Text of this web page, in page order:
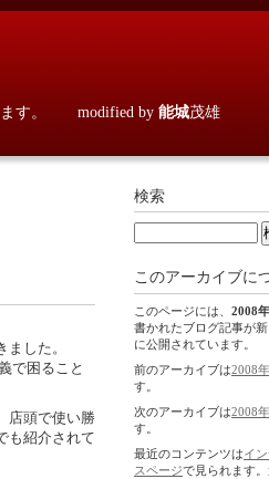
ます。 modified by 能城茂雄
した。
で困ること
店頭で使い勝
も紹介されて
検索
このアーカイブに
このページには、 2008
書かれたブログ記事が
に公開されています。
前のアーカイブは2008
す。
次のアーカイブは2008
す。
最近のコンテンツはイ
スページで見られます